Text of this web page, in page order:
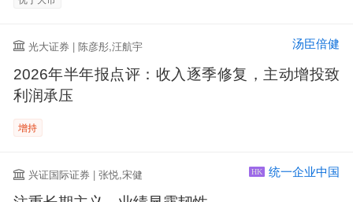
光大证券 | 陈彦彤,汪航宇 汤臣倍健
2026年半年报点评：收入逐季修复，主动增投致
利润承压
增持
兴证国际证券 | 张悦,宋健 HK 统一企业中国